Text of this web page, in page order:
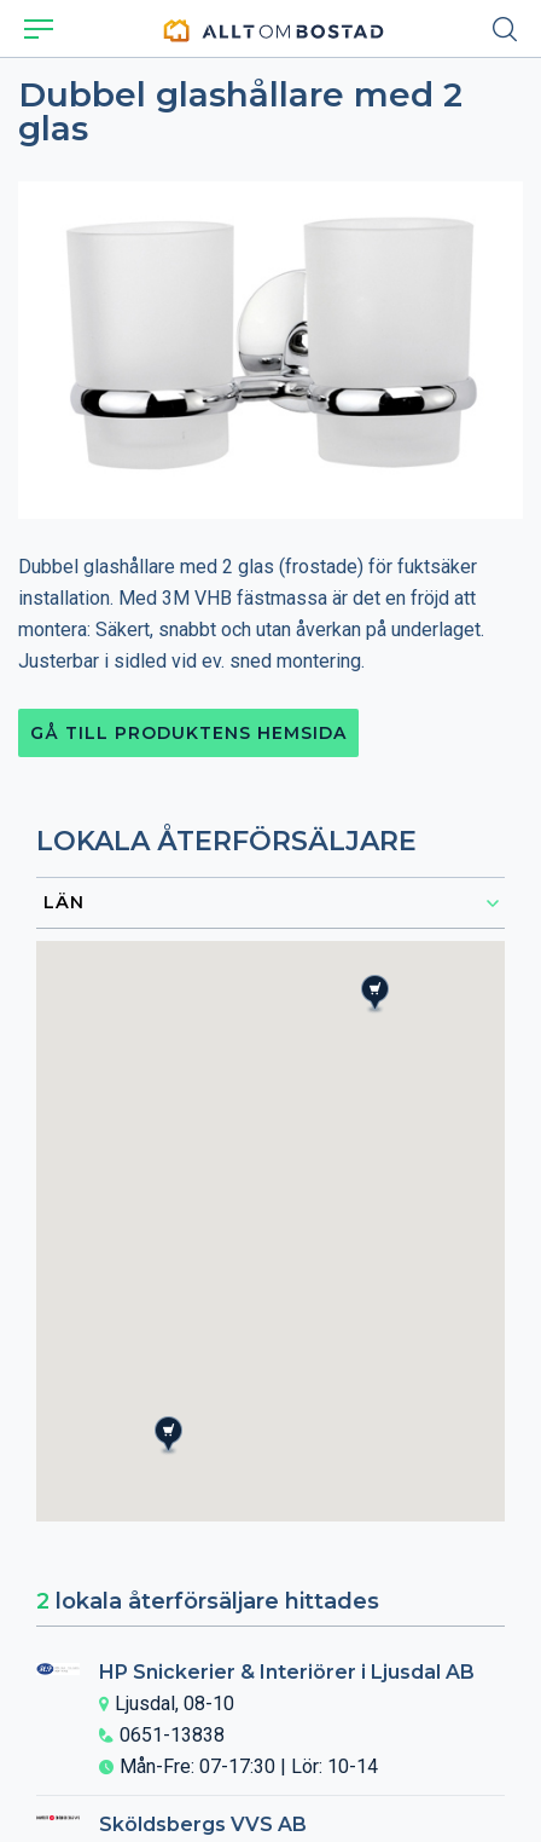
Dubbel glashållare med 2
glas
Dubbel glashållare med 2 glas (frostade) för fuktsäker
installation. Med 3M VHB fästmassa är det en fröjd att
montera: Säkert, snabbt och utan åverkan på underlaget.
Justerbar i sidled vid ev. sned montering.
GÅ TILL PRODUKTENS HEMSIDA
LOKALA ÅTERFÖRSÄLJARE
2 lokala återförsäljare hittades
HP Snickerier & Interiörer i Ljusdal AB
Ljusdal, 08-10
0651-13838
Mån-Fre: 07-17:30 | Lör: 10-14
Sköldsbergs VVS AB